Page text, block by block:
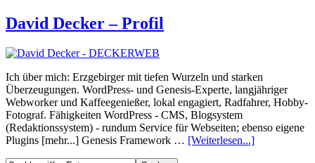
David Decker – Profil
Ich über mich: Erzgebirger mit tiefen Wurzeln und starken
Überzeugungen. WordPress- und Genesis-Experte, langjähriger
Webworker und Kaffeegenießer, lokal engagiert, Radfahrer, Hobby-
Fotograf. Fähigkeiten WordPress - CMS, Blogsystem
(Redaktionssystem) - rundum Service für Webseiten; ebenso eigene
Plugins [mehr...] Genesis Framework … [Weiterlesen...]